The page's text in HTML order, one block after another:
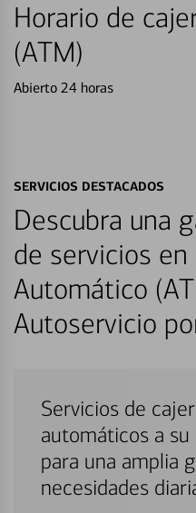
Horario de
(ATM)
Abierto 24 horas
SERVICIOS DESTACADOS
Descubra una
de servicios en
Automático
Autoservicio
Servicios de
automáticos a su
para una amplia
necesidades